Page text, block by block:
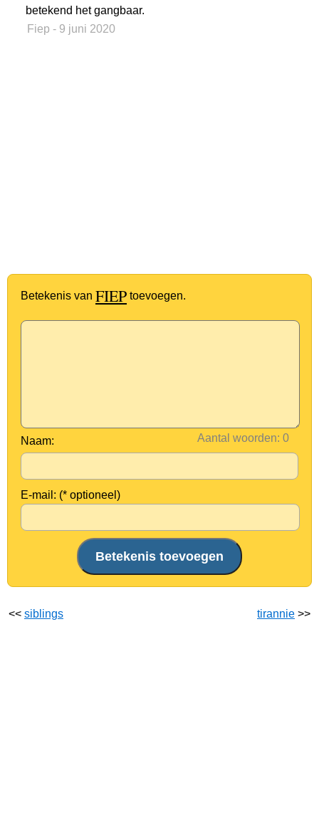
betekend het gangbaar.
Fiep - 9 juni 2020
Betekenis van FIEP toevoegen.
Aantal woorden:
Naam:
E-mail: (* optioneel)
<< siblings tirannie >>